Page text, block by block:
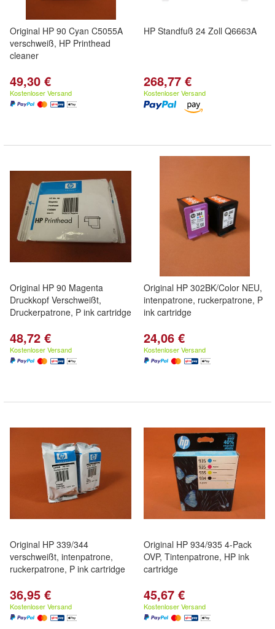
Original HP 90 Cyan C5055A
verschweiß, HP Printhead
cleaner
49,30 €
Kostenloser Versand
HP Standfuß 24 Zoll Q6663A
268,77 €
Kostenloser Versand
Original HP 90 Magenta
Druckkopf Verschweißt,
Druckerpatrone, P ink cartridge
48,72 €
Kostenloser Versand
Original HP 302BK/Color NEU,
intenpatrone, ruckerpatrone, P
ink cartridge
24,06 €
Kostenloser Versand
Original HP 339/344
verschweißt, intenpatrone,
ruckerpatrone, P ink cartridge
36,95 €
Kostenloser Versand
Original HP 934/935 4-Pack
OVP, Tintenpatrone, HP ink
cartridge
45,67 €
Kostenloser Versand